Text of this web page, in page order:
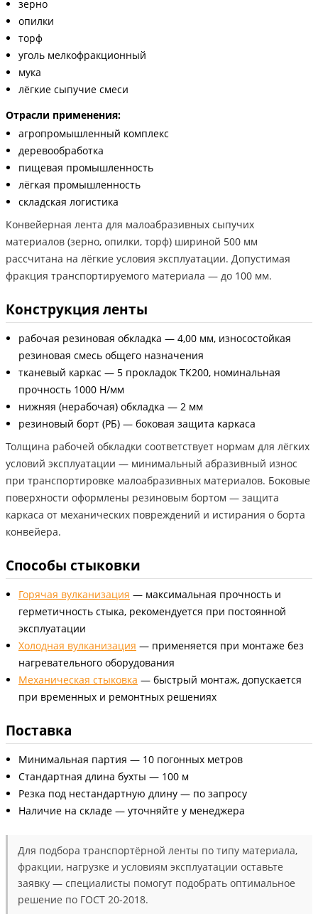
зерно
опилки
торф
уголь мелкофракционный
мука
лёгкие сыпучие смеси
Отрасли применения:
агропромышленный комплекс
деревообработка
пищевая промышленность
лёгкая промышленность
складская логистика
Конвейерная лента для малоабразивных сыпучих
материалов (зерно, опилки, торф) шириной 500 мм
рассчитана на лёгкие условия эксплуатации. Допустимая
фракция транспортируемого материала — до 100 мм.
Конструкция ленты
рабочая резиновая обкладка — 4,00 мм, износостойкая
резиновая смесь общего назначения
тканевый каркас — 5 прокладок ТК200, номинальная
прочность 1000 Н/мм
нижняя (нерабочая) обкладка — 2 мм
резиновый борт (РБ) — боковая защита каркаса
Толщина рабочей обкладки соответствует нормам для лёгких
условий эксплуатации — минимальный абразивный износ
при транспортировке малоабразивных материалов. Боковые
поверхности оформлены резиновым бортом — защита
каркаса от механических повреждений и истирания о борта
конвейера.
Способы стыковки
Горячая вулканизация — максимальная прочность и
герметичность стыка, рекомендуется при постоянной
эксплуатации
Холодная вулканизация — применяется при монтаже без
нагревательного оборудования
Механическая стыковка — быстрый монтаж, допускается
при временных и ремонтных решениях
Поставка
Минимальная партия — 10 погонных метров
Стандартная длина бухты — 100 м
Резка под нестандартную длину — по запросу
Наличие на складе — уточняйте у менеджера
Для подбора транспортёрной ленты по типу материала,
фракции, нагрузке и условиям эксплуатации оставьте
заявку — специалисты помогут подобрать оптимальное
решение по ГОСТ 20-2018.